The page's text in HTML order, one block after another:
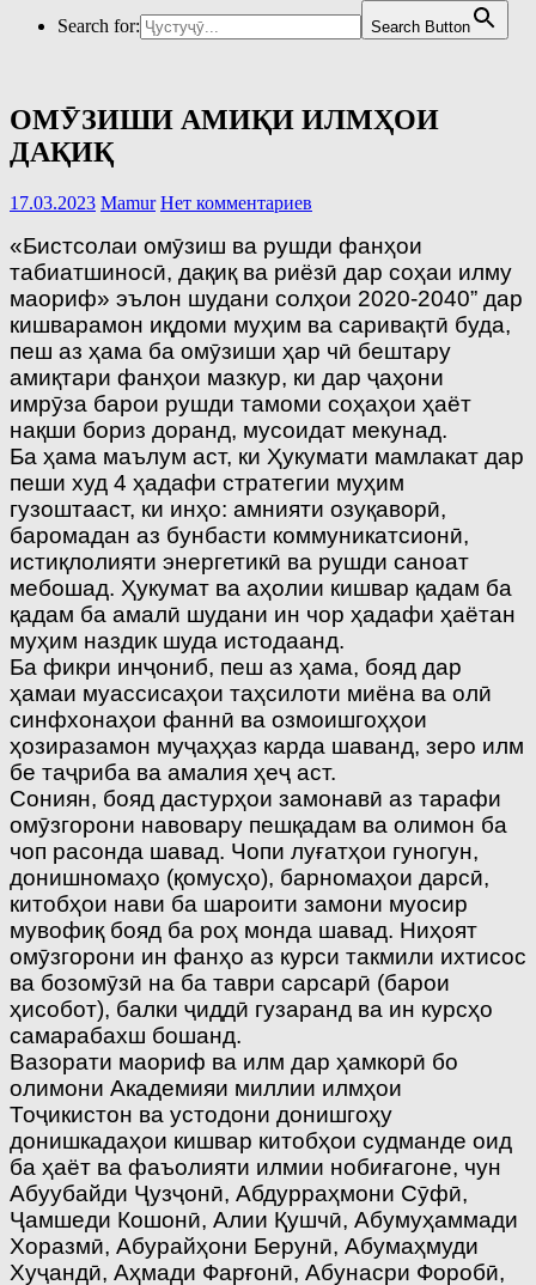
Search for:
Search Button
ОМӮЗИШИ АМИҚИ ИЛМҲОИ
ДАҚИҚ
17.03.2023 Mamur Нет комментариев
«Бистсолаи омӯзиш ва рушди фанҳои
табиатшиносӣ, дақиқ ва риёзӣ дар соҳаи илму
маориф» эълон шудани солҳои 2020-2040” дар
кишварамон иқдоми муҳим ва саривақтӣ буда,
пеш аз ҳама ба омӯзиши ҳар чӣ бештару
амиқтари фанҳои мазкур, ки дар ҷаҳони
имрӯза барои рушди тамоми соҳаҳои ҳаёт
нақши бориз доранд, мусоидат мекунад.
Ба ҳама маълум аст, ки Ҳукумати мамлакат дар
пеши худ 4 ҳадафи стратегии муҳим
гузоштааст, ки инҳо: амнияти озуқаворӣ,
баромадан аз бунбасти коммуникатсионӣ,
истиқлолияти энергетикӣ ва рушди саноат
мебошад. Ҳукумат ва аҳолии кишвар қадам ба
қадам ба амалӣ шудани ин чор ҳадафи ҳаётан
муҳим наздик шуда истодаанд.
Ба фикри инҷониб, пеш аз ҳама, бояд дар
ҳамаи муассисаҳои таҳсилоти миёна ва олӣ
синфхонаҳои фаннӣ ва озмоишгоҳҳои
ҳозиразамон муҷаҳҳаз карда шаванд, зеро илм
бе таҷриба ва амалия ҳеҷ аст.
Сониян, бояд дастурҳои замонавӣ аз тарафи
омӯзгорони навовару пешқадам ва олимон ба
чоп расонда шавад. Чопи луғатҳои гуногун,
донишномаҳо (қомусҳо), барномаҳои дарсӣ,
китобҳои нави ба шароити замони муосир
мувофиқ бояд ба роҳ монда шавад. Ниҳоят
омӯзгорони ин фанҳо аз курси такмили ихтисос
ва бозомӯзӣ на ба таври сарсарӣ (барои
ҳисобот), балки ҷиддӣ гузаранд ва ин курсҳо
самарабахш бошанд.
Вазорати маориф ва илм дар ҳамкорӣ бо
олимони Академияи миллии илмҳои
Тоҷикистон ва устодони донишгоҳу
донишкадаҳои кишвар китобҳои судманде оид
ба ҳаёт ва фаъолияти илмии нобиғагоне, чун
Абуубайди Ҷузҷонӣ, Абдурраҳмони Сӯфӣ,
Ҷамшеди Кошонӣ, Алии Қушчӣ, Абумуҳаммади
Хоразмӣ, Абурайҳони Берунӣ, Абумаҳмуди
Хуҷандӣ, Аҳмади Фарғонӣ, Абунасри Форобӣ,